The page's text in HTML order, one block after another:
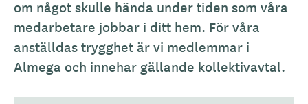
om något skulle hända under tiden som våra
medarbetare jobbar i ditt hem. För våra
anställdas trygghet är vi medlemmar i
Almega och innehar gällande kollektivavtal.